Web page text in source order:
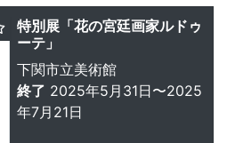
特別展「花の宮廷画家ルドゥ
ーテ」
下関市立美術館
終了 2025年5月31日〜2025
年7月21日